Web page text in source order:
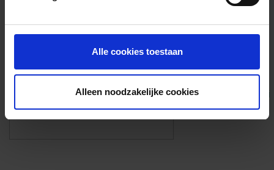
Alle cookies toestaan
Alleen noodzakelijke cookies
Foto’s ({{photos.length}})
Eigen foto’s